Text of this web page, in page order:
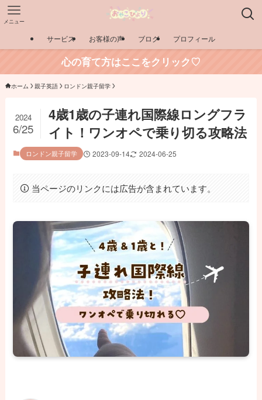
メニュー
サービス お客様の声 ブログ プロフィール
心の育て方はここをクリック♡
ホーム 親子英語 ロンドン親子留学
4歳1歳の子連れ国際線ロングフラ
イト！ワンオペで乗り切る攻略法
2024
6/25
ロンドン親子留学 2023-09-14 2024-06-25
当ページのリンクには広告が含まれています。